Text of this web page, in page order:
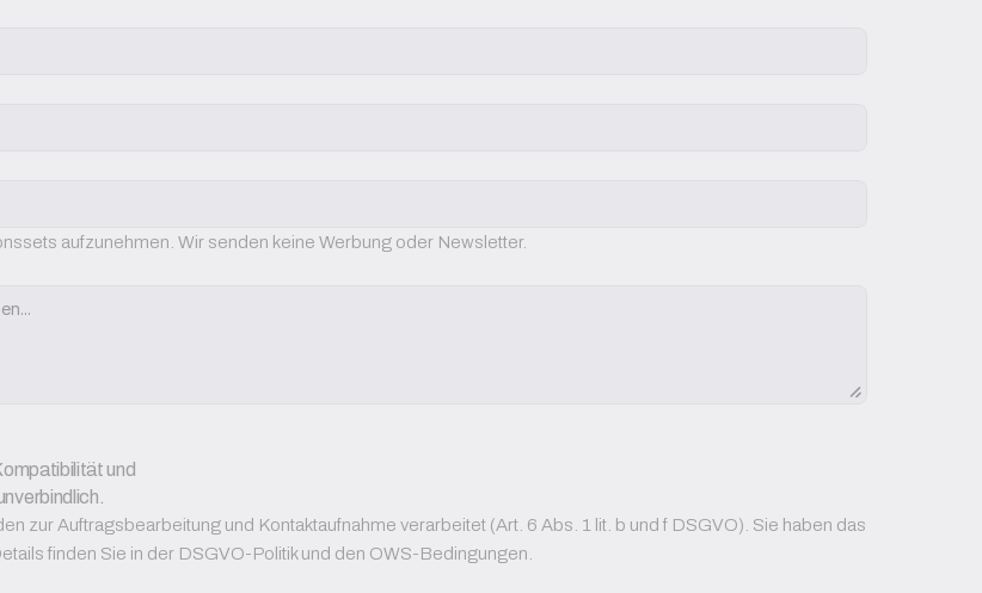
aufzunehmen. Wir senden keine Werbung oder Newsletter.
und
zur Auftragsbearbeitung und Kontaktaufnahme verarbeitet (Art. 6 Abs. 1 lit. b und f DSGVO). Sie haben das
finden Sie in der DSGVO-Politik und den OWS-Bedingungen.